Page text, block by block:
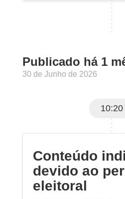
Publicado há 1
30 de Junho de 2026
10:20
Conteúdo
devido ao
eleitoral